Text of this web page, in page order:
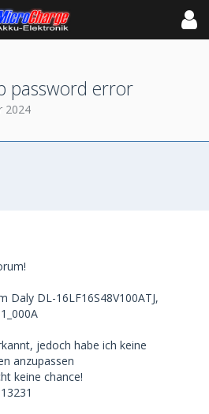
password error
2024
Daly DL-16LF16S48V100ATJ,
jedoch habe ich keine
anzupassen
keine chance!